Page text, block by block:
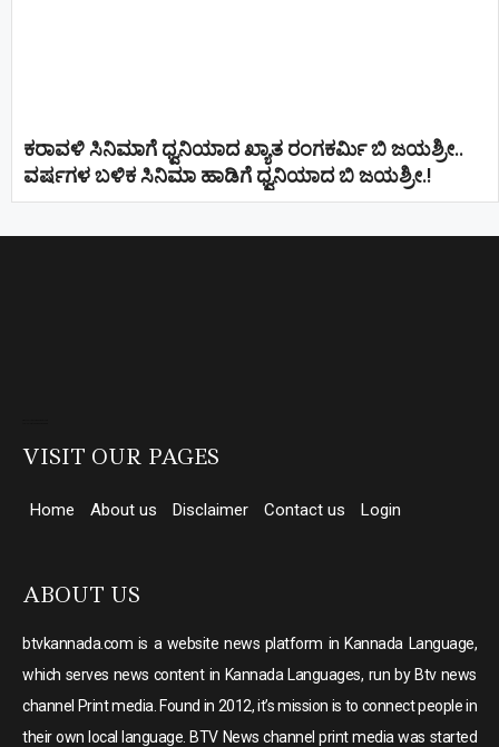
ಕರಾವಳಿ ಸಿನಿಮಾಗೆ ಧ್ವನಿಯಾದ ಖ್ಯಾತ ರಂಗಕರ್ಮಿ ಬಿ ಜಯಶ್ರೀ..
ವರ್ಷಗಳ ಬಳಿಕ ಸಿನಿಮಾ ಹಾಡಿಗೆ ಧ್ವನಿಯಾದ ಬಿ ಜಯಶ್ರೀ.!
VISIT OUR PAGES
Home About us Disclaimer Contact us Login
ABOUT US
btvkannada.com is a website news platform in Kannada Language,
which serves news content in Kannada Languages, run by Btv news
channel Print media. Found in 2012, it’s mission is to connect people in
their own local language. BTV News channel print media was started